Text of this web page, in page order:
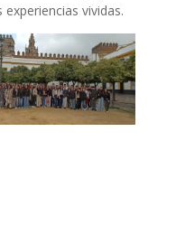
vividas.